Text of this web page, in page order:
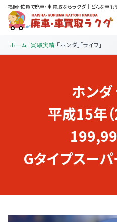
福岡・佐賀で廃車・車買取ならラクダ｜どんな車
ホーム 買取実績 「ホンダ」「ライフ」
ホンダ
平成15年
Gタイプスー